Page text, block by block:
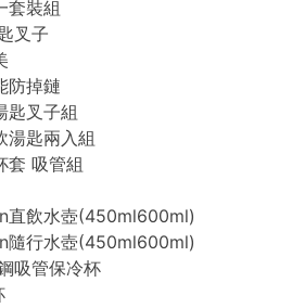
套裝組
叉子
防掉鏈
匙叉子組
湯匙兩入組
套 吸管組
直飲水壺(450ml600ml)
隨行水壺(450ml600ml)
吸管保冷杯